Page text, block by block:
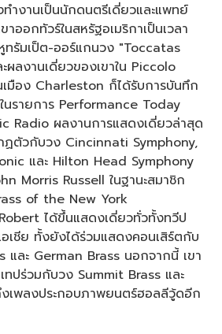
ำงานเป็นนักดนตรีเดี่ยวและแพทย์
ออกทัวร์ในสหรัฐอเมริกาเป็นเวลา
รัมเป็ต-ออร์แกนวง "Toccatas
ลงานเดี่ยวของเขาใน Piccolo
มือง Charleston ก็ได้รับการบันทึก
นรายการ Performance Today
Radio ผลงานการแสดงเดี่ยวล่าสุด
ฏตัวกับวง Cincinnati Symphony,
และ Hilton Head Symphony
Morris Russell ในฐานะสมาชิก
of the New York
ได้ขึ้นแสดงเดี่ยวทั่วทั้งทวีป
อเชีย ทั้งยังได้ร่วมแสดงคอนเสิร์ตกับ
และ German Brass นอกจากนี้ เขา
ทปร่วมกับวง Summit Brass และ
เพลงประกอบภาพยนตร์ฮอลลีวู้ดอีก